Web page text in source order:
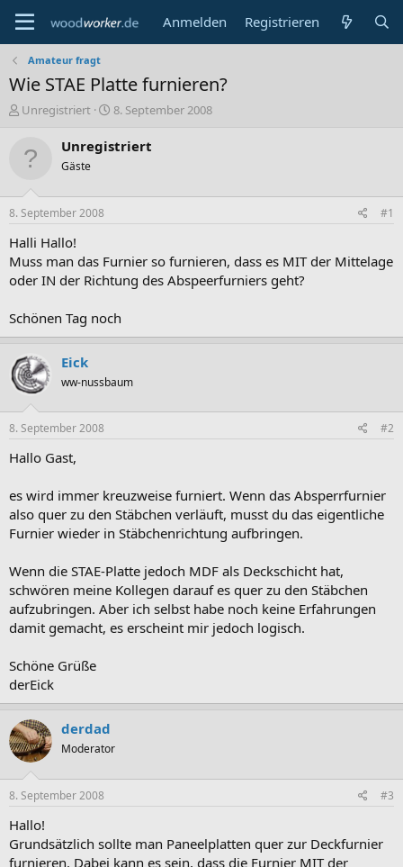
Anmelden Registrieren
Amateur fragt
Wie STAE Platte furnieren?
E
t
l
e
r
Unregistriert
E
s
8. September 2008
Unregistriert
Gäste
8. September 2008 #1
Halli Hallo!
Muss man das Furnier so furnieren, dass es MIT der Mittelage
oder IN der Richtung des Abspeerfurniers geht?
Schönen Tag noch
Eick
ww-nussbaum
8. September 2008 #2
Hallo Gast,
es wird immer kreuzweise furniert. Wenn das Absperrfurnier
also quer zu den Stäbchen verläuft, musst du das eigentliche
Furnier wieder in Stäbchenrichtung aufbringen.
Wenn die STAE-Platte jedoch MDF als Deckschicht hat,
schwören meine Kollegen darauf es quer zu den Stäbchen
aufzubringen. Aber ich selbst habe noch keine Erfahrungen
damit gemacht, es erscheint mir jedoch logisch.
Schöne Grüße
derEick
derdad
Moderator
8. September 2008 #3
Hallo!
Grundsätzlich sollte man Paneelplatten quer zur Deckfurnier
furnieren. Dabei kann es sein, dass die Furnier MIT der